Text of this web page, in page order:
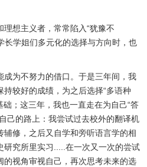
想主义者，常常陷入“犹豫不
长学姐们多元化的选择与方向时，也
成为不努力的借口。于是三年间，我
较好的成绩，为之后选择“多语种
；这三年，我也一直走在为自己“答
己的路上：我尝试过去校外的翻译机
修，之后又自学和旁听语言学的相
研究所里实习.....在一次又一次的尝试
视角审视自己，再次思考未来的选